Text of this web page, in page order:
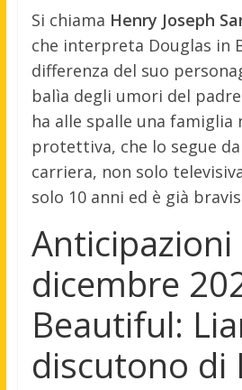
Si chiama Henry Joseph
che interpreta Douglas in
differenza del suo
balìa degli umori del
ha alle spalle una famiglia
protettiva, che lo segue
carriera, non solo
solo 10 anni ed è già
Anticipazioni
dicembre
Beautiful:
discutono di